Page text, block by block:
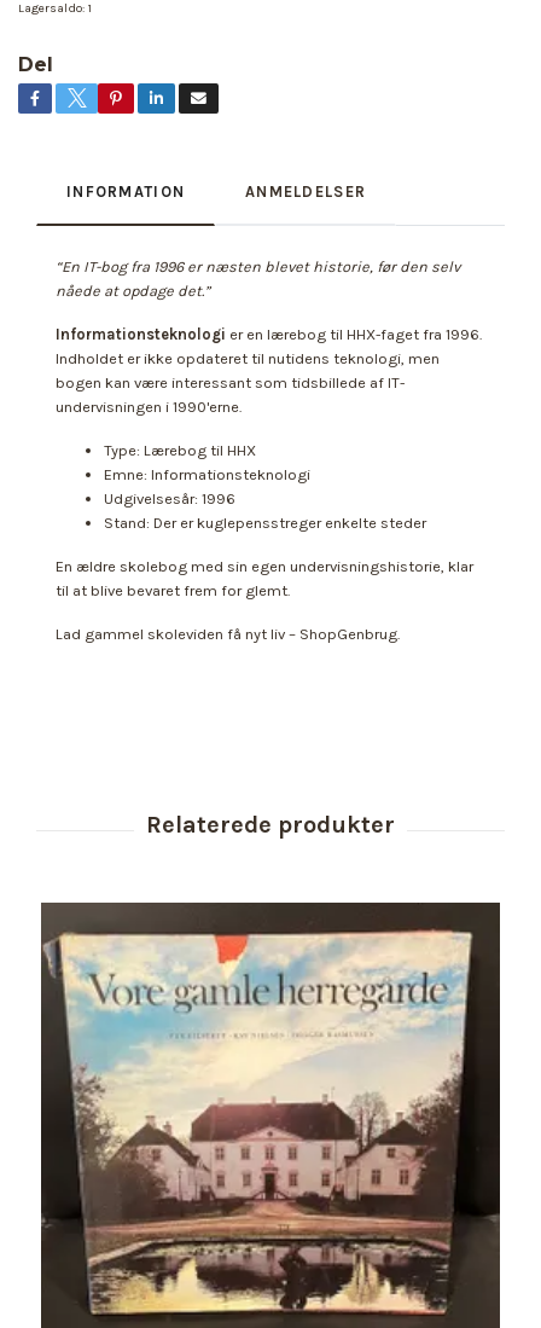
Lagersaldo: 1
Del
INFORMATION ANMELDELSER
“En IT-bog fra 1996 er næsten blevet historie, før den selv
nåede at opdage det.”
Informationsteknologi er en lærebog til HHX-faget fra 1996.
Indholdet er ikke opdateret til nutidens teknologi, men
bogen kan være interessant som tidsbillede af IT-
undervisningen i 1990'erne.
Type: Lærebog til HHX
Emne: Informationsteknologi
Udgivelsesår: 1996
Stand: Der er kuglepensstreger enkelte steder
En ældre skolebog med sin egen undervisningshistorie, klar
til at blive bevaret frem for glemt.
Lad gammel skoleviden få nyt liv – ShopGenbrug.